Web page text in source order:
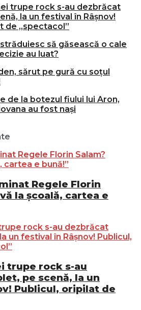
trupe rock s-au dezbrăcat
la un festival în Râșnov!
de „spectacol”
străduiesc să găsească o cale
au luat?
sărut pe gură cu soțul
de la botezul fiului lui Aron,
au fost nași
Regele Florin
la școală, cartea e
trupe rock s-au
pe scenă, la un
Publicul, oripilat de